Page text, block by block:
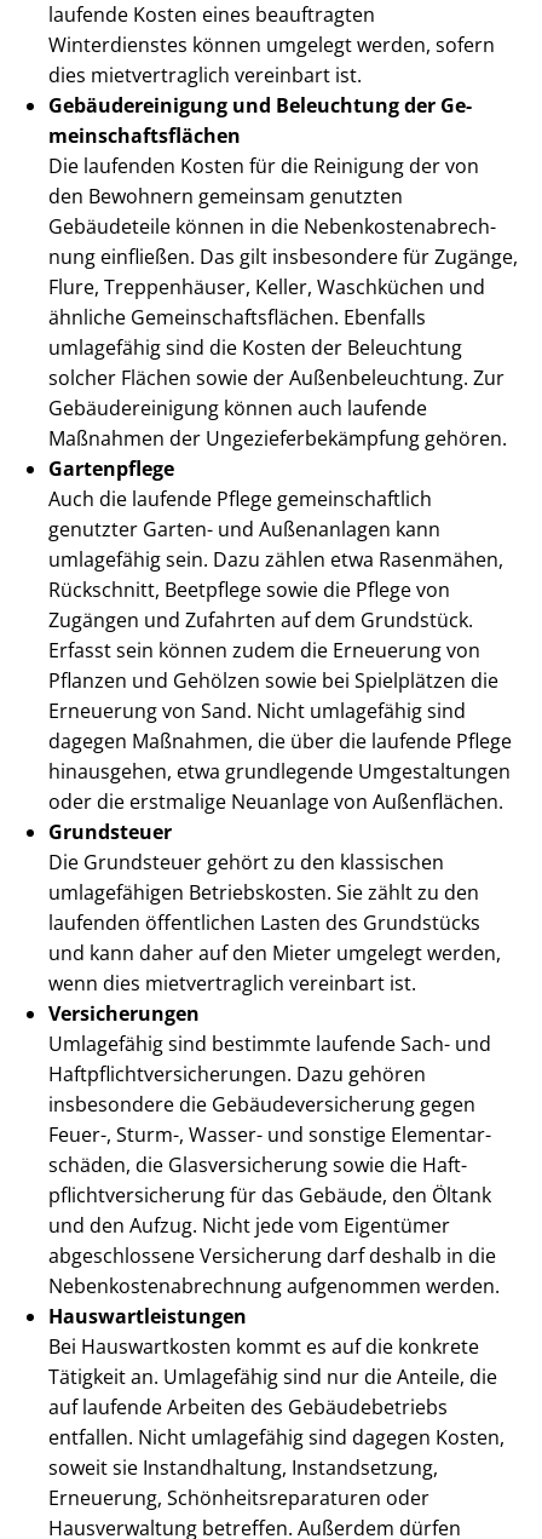
laufende Kosten eines beauftragten
Winterdienstes können umgelegt werden, sofern
dies mietvertraglich vereinbart ist.
Ge­bäu­de­rei­ni­gung und Beleuchtung der Ge­
mein­schafts­flä­chen
Die laufenden Kosten für die Reinigung der von
den Bewohnern gemeinsam genutzten
Gebäudeteile können in die Ne­ben­kos­ten­ab­rech­
nung einfließen. Das gilt insbesondere für Zugänge,
Flure, Treppenhäuser, Keller, Waschküchen und
ähnliche Ge­mein­schafts­flä­chen. Ebenfalls
umlagefähig sind die Kosten der Beleuchtung
solcher Flächen sowie der Au­ßen­be­leuch­tung. Zur
Ge­bäu­de­rei­ni­gung können auch laufende
Maßnahmen der Un­ge­zie­fer­be­kämp­fung gehören.
Gartenpflege
Auch die laufende Pflege ge­mein­schaft­lich
genutzter Garten- und Außenanlagen kann
umlagefähig sein. Dazu zählen etwa Rasenmähen,
Rückschnitt, Beetpflege sowie die Pflege von
Zugängen und Zufahrten auf dem Grundstück.
Erfasst sein können zudem die Erneuerung von
Pflanzen und Gehölzen sowie bei Spielplätzen die
Erneuerung von Sand. Nicht umlagefähig sind
dagegen Maßnahmen, die über die laufende Pflege
hinausgehen, etwa grundlegende Umgestaltungen
oder die erstmalige Neuanlage von Außenflächen.
Grundsteuer
Die Grundsteuer gehört zu den klassischen
umlagefähigen Betriebskosten. Sie zählt zu den
laufenden öffentlichen Lasten des Grundstücks
und kann daher auf den Mieter umgelegt werden,
wenn dies mietvertraglich vereinbart ist.
Versicherungen
Umlagefähig sind bestimmte laufende Sach- und
Haft­pflicht­ver­si­che­run­gen. Dazu gehören
insbesondere die Ge­bäu­de­ver­si­che­rung gegen
Feuer-, Sturm-, Wasser- und sonstige Ele­men­tar­
schä­den, die Glas­ver­si­che­rung sowie die Haft­
pflicht­ver­si­che­rung für das Gebäude, den Öltank
und den Aufzug. Nicht jede vom Eigentümer
abgeschlossene Versicherung darf deshalb in die
Ne­ben­kos­ten­ab­rech­nung aufgenommen werden.
Haus­wart­leis­tun­gen
Bei Hauswartkosten kommt es auf die konkrete
Tätigkeit an. Umlagefähig sind nur die Anteile, die
auf laufende Arbeiten des Gebäudebetriebs
entfallen. Nicht umlagefähig sind dagegen Kosten,
soweit sie Instandhaltung, Instandsetzung,
Erneuerung, Schön­heits­re­pa­ra­tu­ren oder
Hausverwaltung betreffen. Außerdem dürfen